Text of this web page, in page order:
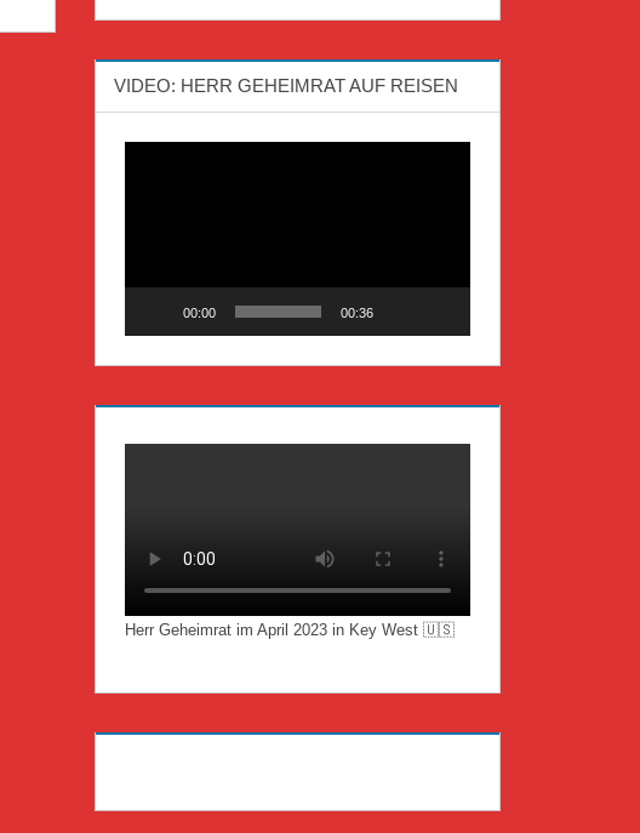
VIDEO: HERR GEHEIMRAT AUF REISEN
00:00 00:36
Herr Geheimrat im April 2023 in Key West 🇺🇸